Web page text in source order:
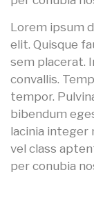
Lorem ipsum
elit. Quisque
sem placerat.
convallis.
tempor.
bibendum
lacinia integer
vel class
per conubia